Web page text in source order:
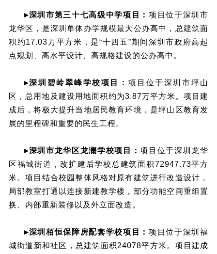
▸深圳市第三十七高级中学项目：项目位于深圳市
龙华区，是深圳单体办学规模最大公办高中，总建筑面
积约17.03万平方米，是“十四五”期间深圳市政府高起
点规划、高水平设计、高规格建设的公办高中。
▸深圳碧岭翠峰学校项目： 项目位于深圳市坪山
区，总用地及建设用地面积约为3.87万平方米。项目建
成后，将极大提升当地居民教育环境，是坪山区教育发
展的里程碑和重要的民生工程。
▸深圳市龙华区龙澜学校项目：项目位于深圳龙华
区福城街道，改扩建后学校总建筑面积72947.73平方
米。项目结合校园整体风格对原有建筑进行改造设计，
局部教室打通以连接新建教学楼，部分功能空间重组置
换、内部重新装修以及外立面改造。
▸深圳栢恒保障房配套学校项目：项目位于深圳福
城街道新和社区，总建筑面积24078平方米。项目建成